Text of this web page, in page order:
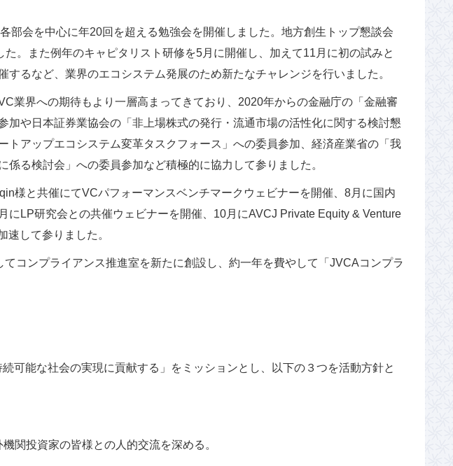
部会を中心に年20回を超える勉強会を開催しました。地方創生トップ懇談会
。また例年のキャピタリスト研修を5月に開催し、加えて11月に初の試みと
るなど、業界のエコシステム発展のため新たなチャレンジを行いました。
業界への期待もより一層高まってきており、2020年からの金融庁の「金融審
や日本証券業協会の「非上場株式の発行・流通市場の活性化に関する検討懇
トアップエコシステム変革タスクフォース」への委員参加、経済産業省の「我
る検討会」への委員参加など積極的に協力して参りました。
様と共催にてVCパフォーマンスベンチマークウェビナーを開催、8月に国内
LP研究会との共催ウェビナーを開催、10月にAVCJ Private Equity & Venture
速して参りました。
コンプライアンス推進室を新たに創設し、約一年を費やして「JVCAコンプラ
可能な社会の実現に貢献する」をミッションとし、以下の３つを活動方針と
関投資家の皆様との人的交流を深める。